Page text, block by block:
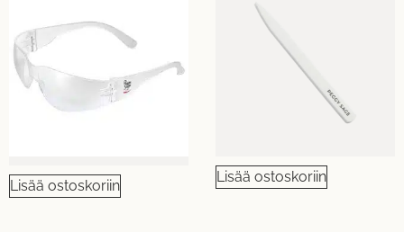
Lisää ostoskoriin
Lisää ostoskoriin